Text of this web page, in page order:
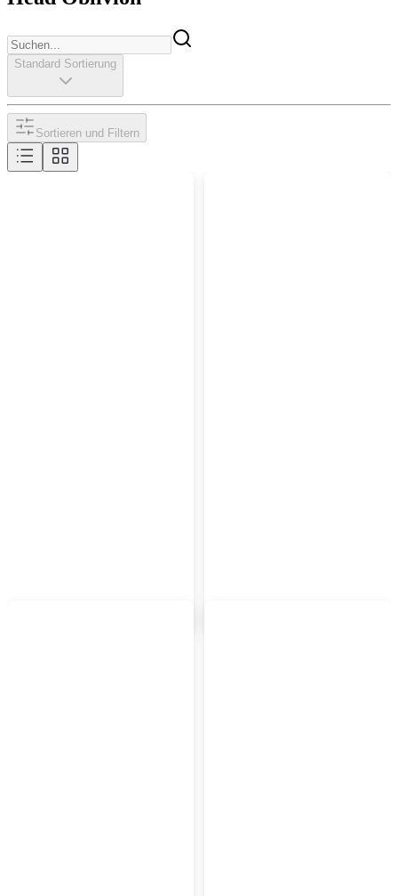
Standard Sortierung
Sortieren und Filtern